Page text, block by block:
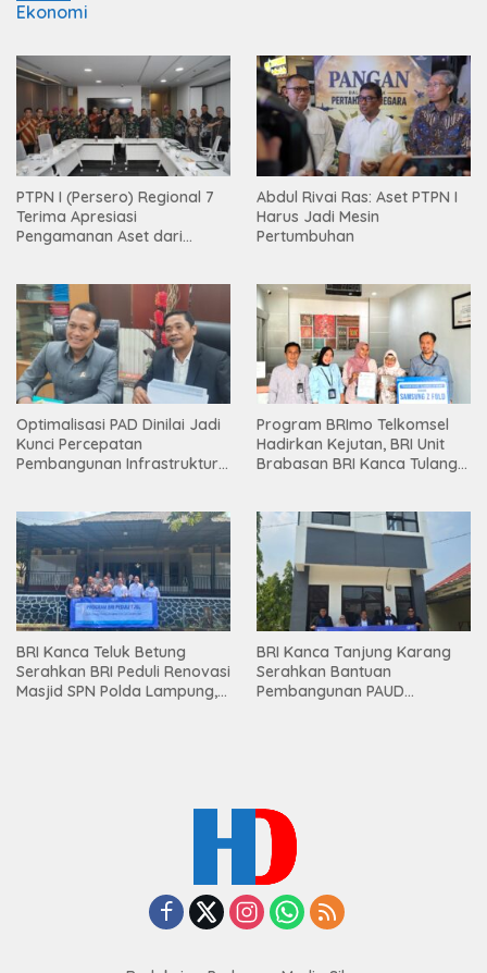
Ekonomi
PTPN I (Persero) Regional 7
Terima Apresiasi
Pengamanan Aset dari
Abdul Rivai Ras: Aset PTPN I
Harus Jadi Mesin
Pertumbuhan
Optimalisasi PAD Dinilai Jadi
Kunci Percepatan
Pembangunan Infrastruktur
Program BRImo Telkomsel
Hadirkan Kejutan, BRI Unit
Brabasan BRI Kanca Tulang
Mesuji
BRI Kanca Teluk Betung
Serahkan BRI Peduli Renovasi
Masjid SPN Polda Lampung,
BRI Kanca Tanjung Karang
Serahkan Bantuan
Pembangunan PAUD